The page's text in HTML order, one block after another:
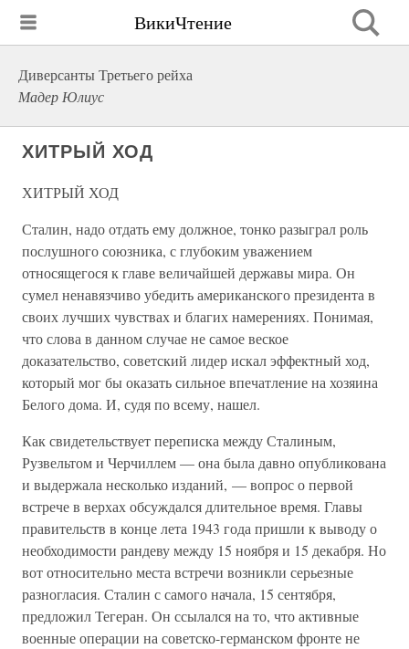
ВикиЧтение
Диверсанты Третьего рейха
Мадер Юлиус
ХИТРЫЙ ХОД
ХИТРЫЙ ХОД
Сталин, надо отдать ему должное, тонко разыграл роль
послушного союзника, с глубоким уважением
относящегося к главе величайшей державы мира. Он
сумел ненавязчиво убедить американского президента в
своих лучших чувствах и благих намерениях. Понимая,
что слова в данном случае не самое веское
доказательство, советский лидер искал эффектный ход,
который мог бы оказать сильное впечатление на хозяина
Белого дома. И, судя по всему, нашел.
Как свидетельствует переписка между Сталиным,
Рузвельтом и Черчиллем — она была давно опубликована
и выдержала несколько изданий, — вопрос о первой
встрече в верхах обсуждался длительное время. Главы
правительств в конце лета 1943 года пришли к выводу о
необходимости рандеву между 15 ноября и 15 декабря. Но
вот относительно места встречи возникли серьезные
разногласия. Сталин с самого начала, 15 сентября,
предложил Тегеран. Он ссылался на то, что активные
военные операции на советско-германском фронте не